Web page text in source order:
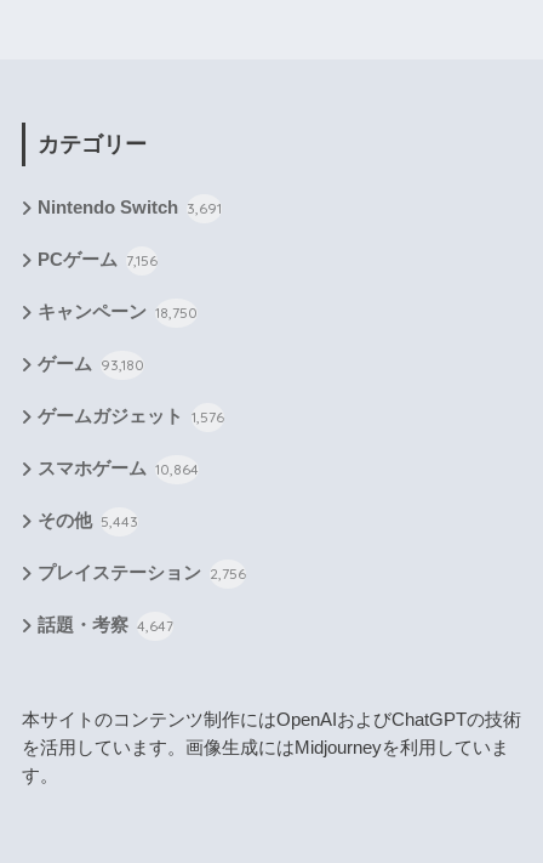
カテゴリー
Nintendo Switch 3,691
PCゲーム 7,156
キャンペーン 18,750
ゲーム 93,180
ゲームガジェット 1,576
スマホゲーム 10,864
その他 5,443
プレイステーション 2,756
話題・考察 4,647
本サイトのコンテンツ制作にはOpenAIおよびChatGPTの技術
を活用しています。画像生成にはMidjourneyを利用していま
す。